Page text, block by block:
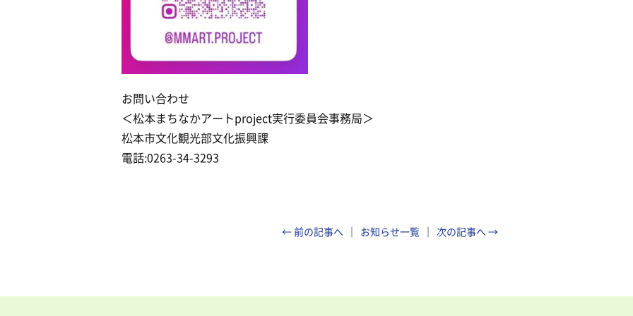
お問い合わせ
＜松本まちなかアートproject実行委員会事務局＞
松本市文化観光部文化振興課
電話:0263-34-3293
← 前の記事へ お知らせ一覧 次の記事へ →